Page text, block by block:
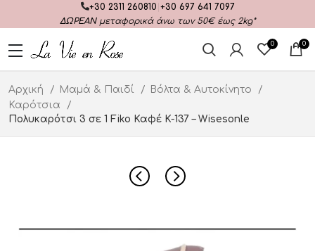
+30 2311 260810 +30 697 641 7097
ΔΩΡΕΑΝμεταφορικά άνω των 50€ έως 2kg*
0 0
Αρχική Μαμά & Παιδί
Βόλτα & Αυτοκίνητο
Καρότσια
Πολυκαρότσι 3 σε 1 Fiko Καφέ K-137 – Wisesonle